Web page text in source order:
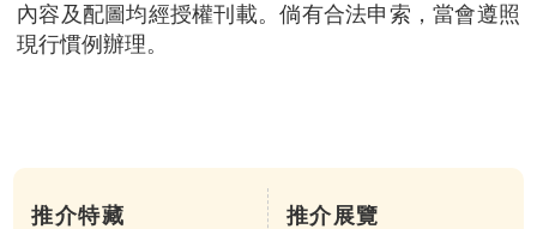
內容及配圖均經授權刊載。倘有合法申索，當會遵照
現行慣例辦理。
推介特藏 推介展覽